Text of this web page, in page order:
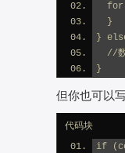
for
}
}
//数
}
但你也可以
代码块
if